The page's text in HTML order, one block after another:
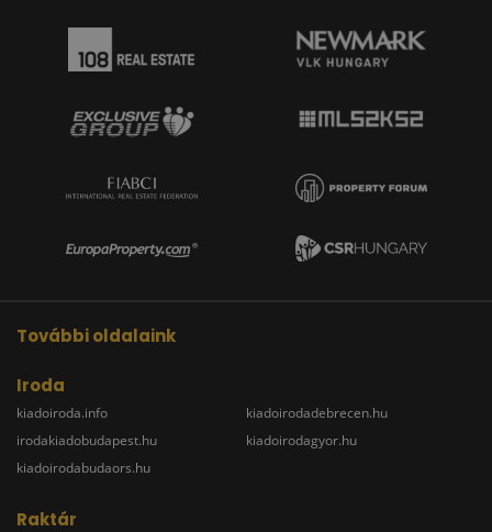
További oldalaink
Iroda
kiadoiroda.info
irodakiadobudapest.hu
kiadoirodabudaors.hu
kiadoirodadebrecen.hu
kiadoirodagyor.hu
Raktár